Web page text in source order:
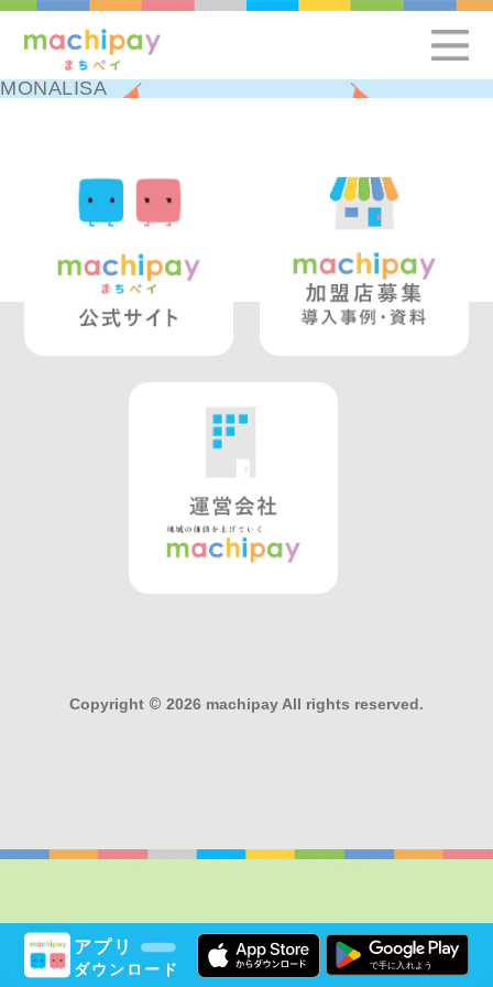
アプリ
ダウンロード
MONALISA
Copyright © 2026 machipay All rights reserved.